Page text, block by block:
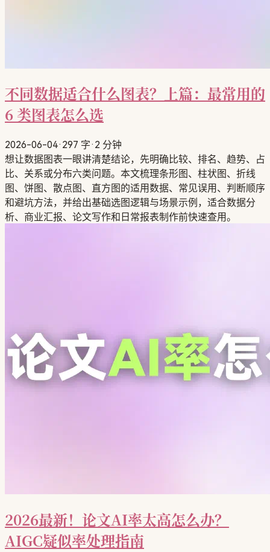
不同数据适合什么图表？上篇：最常用的
6 类图表怎么选
2026-06-04· 297 字· 2 分钟
想让数据图表一眼讲清楚结论，先明确比较、排名、趋势、占
比、关系或分布六类问题。本文梳理条形图、柱状图、折线
图、饼图、散点图、直方图的适用数据、常见误用、判断顺序
和避坑方法，并给出基础选图逻辑与场景示例，适合数据分
析、商业汇报、论文写作和日常报表制作前快速查用。
2026最新！论文AI率太高怎么办？
AIGC疑似率处理指南